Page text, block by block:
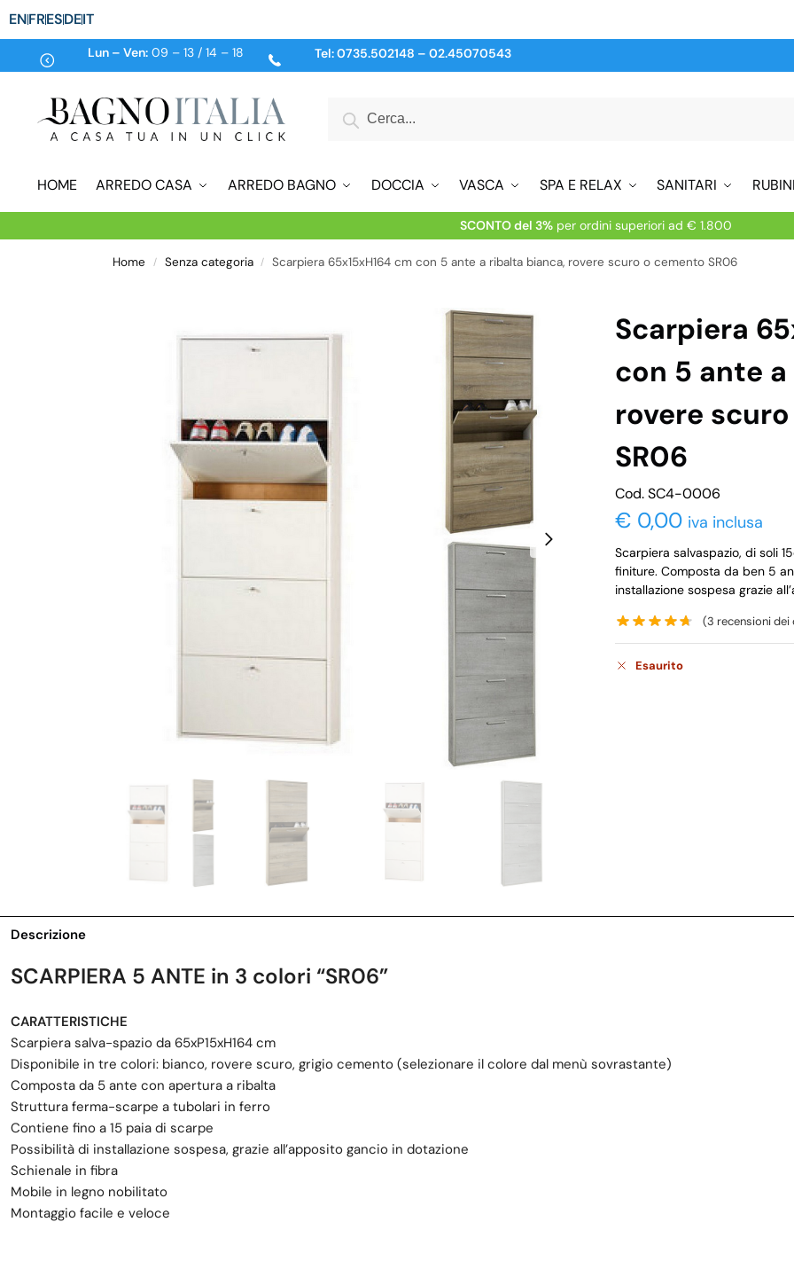
ENFRESDEIT
Lun – Ven:09 – 13 / 14 – 18 Tel:0735.502148 – 02.45070543
HOME ARREDO CASA ARREDO BAGNO DOCCIA VASCA SPA E RELAX SANITARI
SCONTO del 3%per ordini superiori ad € 1.800
Home / Senza categoria / Scarpiera 65x15xH164 cm con 5 ante a ribalta bianca, rovere scuro o cemento SR06
Scarpiera
con 5 ante
rovere
SR06
Cod. SC4-0006
€ 0,00 iva inclusa
Scarpiera salvaspazio, di soli
finiture. Composta da ben 5
installazione sospesa grazie
(3 recensioni dei
Esaurito
Descrizione
SCARPIERA 5 ANTE in 3 colori “SR06”
CARATTERISTICHE
Scarpiera salva-spazio da 65xP15xH164 cm
Disponibile in tre colori: bianco, rovere scuro, grigio cemento (selezionare il colore dal menù sovrastante)
Composta da 5 ante con apertura a ribalta
Struttura ferma-scarpe a tubolari in ferro
Contiene fino a 15 paia di scarpe
Possibilità di installazione sospesa, grazie all’apposito gancio in dotazione
Schienale in fibra
Mobile in legno nobilitato
Montaggio facile e veloce